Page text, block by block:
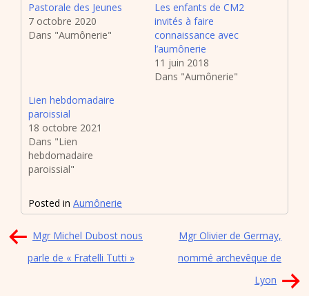
Pastorale des Jeunes
7 octobre 2020
Dans "Aumônerie"
Les enfants de CM2
invités à faire
connaissance avec
l’aumônerie
11 juin 2018
Dans "Aumônerie"
Lien hebdomadaire
paroissial
18 octobre 2021
Dans "Lien
hebdomadaire
paroissial"
Posted in Aumônerie
Navigation
de
Mgr Michel Dubost nous
parle de « Fratelli Tutti »
Mgr Olivier de Germay,
nommé archevêque de
Lyon